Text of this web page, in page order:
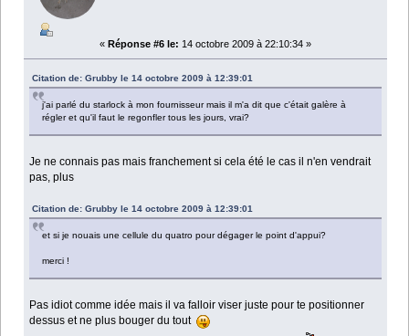
« Réponse #6 le: 14 octobre 2009 à 22:10:34 »
Citation de: Grubby le 14 octobre 2009 à 12:39:01
j'ai parlé du starlock à mon fournisseur mais il m'a dit que c'était galère à
régler et qu'il faut le regonfler tous les jours, vrai?
Je ne connais pas mais franchement si cela été le cas il n'en vendrait
pas, plus
Citation de: Grubby le 14 octobre 2009 à 12:39:01
et si je nouais une cellule du quatro pour dégager le point d'appui?
merci !
Pas idiot comme idée mais il va falloir viser juste pour te positionner
dessus et ne plus bouger du tout